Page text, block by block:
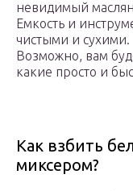
невидимый
Емкость и
чистыми и сухими.
Возможно, вам
какие просто и
Как взбить
миксером?